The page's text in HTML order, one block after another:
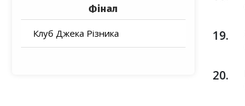
Фінал
Клуб Джека Різника 19.
20.